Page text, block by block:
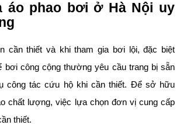
áo phao bơi ở Hà Nội uy
cần thiết và khi tham gia bơi lội, đặc biệt
bơi công cộng thường yêu cầu trang bị sẵn
công tác cứu hộ khi cần thiết. Để sở hữu
chất lượng, việc lựa chọn đơn vị cung cấp
thiết.